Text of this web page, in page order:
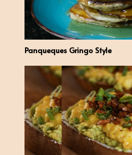
Panqueques Gringo Style